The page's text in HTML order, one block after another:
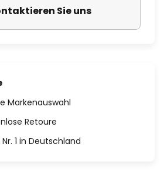
Sie uns
Markenauswahl
Retoure
1 in Deutschland